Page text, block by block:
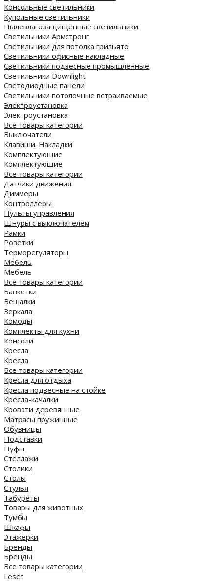
Консольные светильники
Купольные светильники
Пылевлагозащищенные светильники
Светильники Армстронг
Светильники для потолка грильято
Светильники офисные накладные
Светильники подвесные промышленные
Светильники Downlight
Светодиодные панели
Cветильники потолочные встраиваемые
Электроустановка
Электроустановка
Все товары категории
Выключатели
Клавиши. Накладки
Комплектующие
Комплектующие
Все товары категории
Датчики движения
Диммеры
Контроллеры
Пульты управления
Шнуры с выключателем
Рамки
Розетки
Терморегуляторы
Мебель
Мебель
Все товары категории
Банкетки
Вешалки
Зеркала
Комоды
Комплекты для кухни
Консоли
Кресла
Кресла
Все товары категории
Кресла для отдыха
Кресла подвесные на стойке
Кресла-качалки
Кровати деревянные
Матрасы пружинные
Обувницы
Подставки
Пуфы
Стеллажи
Столики
Столы
Стулья
Табуреты
Товары для животных
Тумбы
Шкафы
Этажерки
Бренды
Бренды
Все товары категории
Leset